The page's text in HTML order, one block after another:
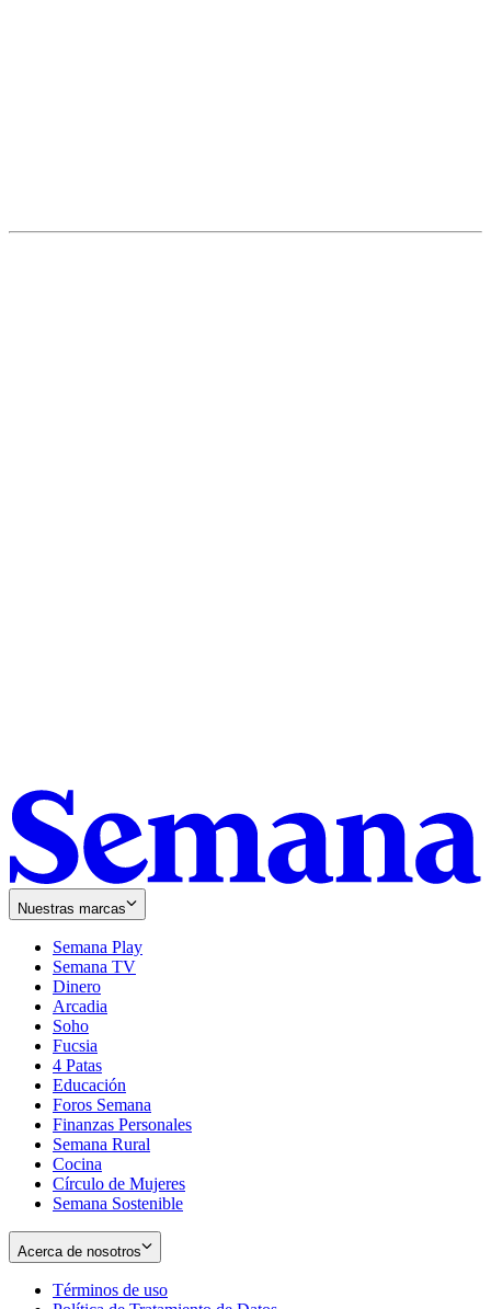
Nuestras marcas
Semana Play
Semana TV
Dinero
Arcadia
Soho
in
new
window
Fucsia
in
new
window
4 Patas
Educación
Foros Semana
Finanzas Personales
Semana Rural
Cocina
Círculo de Mujeres
Semana Sostenible
Acerca de nosotros
Términos de uso